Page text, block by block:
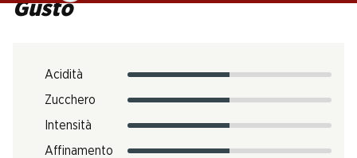
Gusto
Acidità
Zucchero
Intensità
Affinamento